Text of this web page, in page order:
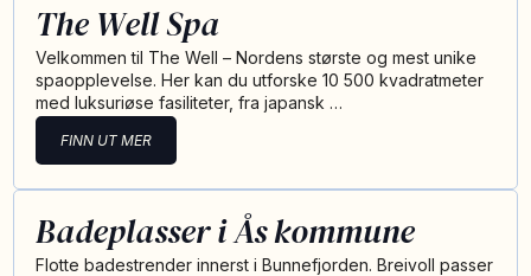
The Well Spa
Velkommen til The Well – Nordens største og mest unike
spaopplevelse. Her kan du utforske 10 500 kvadratmeter
med luksuriøse fasiliteter, fra japansk …
FINN UT MER
Badeplasser i Ås kommune
Flotte badestrender innerst i Bunnefjorden. Breivoll passer